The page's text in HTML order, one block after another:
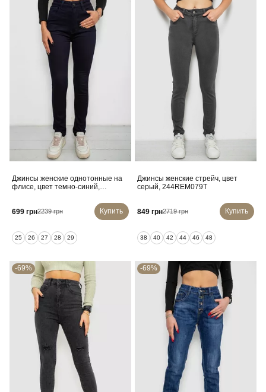
Джинсы женские однотонные на
флисе, цвет темно-синий,
699 грн2239 грн Купить
25 26 27 28 29
Джинсы женские стрейч, цвет
серый, 244REM079T
849 грн2719 грн Купить
38 40 42 44 46 48
-69% -69%